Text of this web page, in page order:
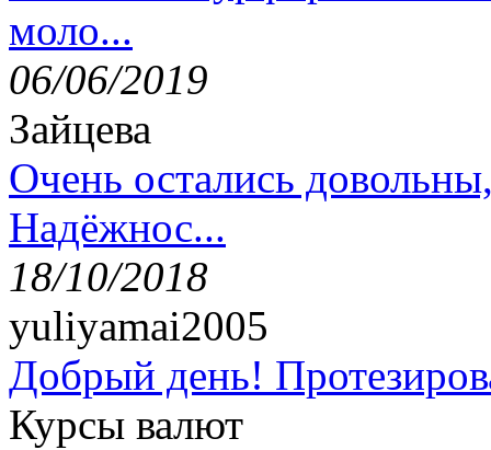
моло...
06/06/2019
Зайцева
Очень остались
Надёжнос...
18/10/2018
yuliyamai2005
Добрый день!
Курсы валют